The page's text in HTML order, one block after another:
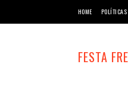
HOME
FESTA